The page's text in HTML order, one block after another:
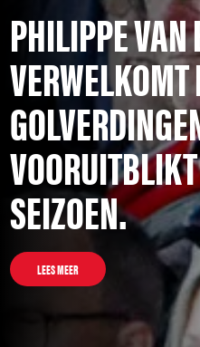
PHILIPPE VAN
SEIZOEN.
LEES MEER